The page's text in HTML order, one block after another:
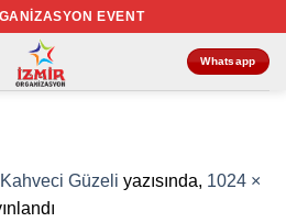
EVENT
Whatsapp
Kahveci Güzeli yazısında, 1024 ×